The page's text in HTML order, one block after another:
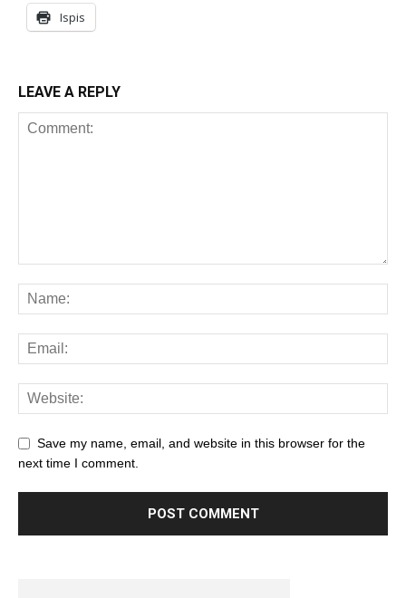
Ispis
LEAVE A REPLY
Save my name, email, and website in this browser for the
next time I comment.